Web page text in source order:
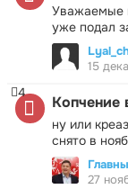
Уважаемые
уже подал
15
Копчение
ну или
снято в
4
27